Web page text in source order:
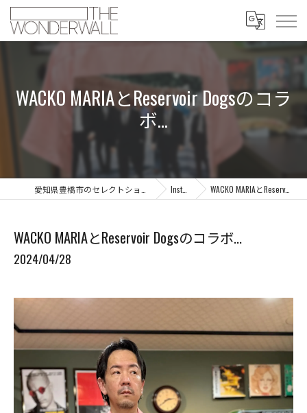
WACKO MARIAとReservoir Dogsのコラ
ボ...
Instagram WACKO MARIAとReservoir Dogsのコラボ...
WACKO MARIAとReservoir Dogsのコラボ...
2024/04/28